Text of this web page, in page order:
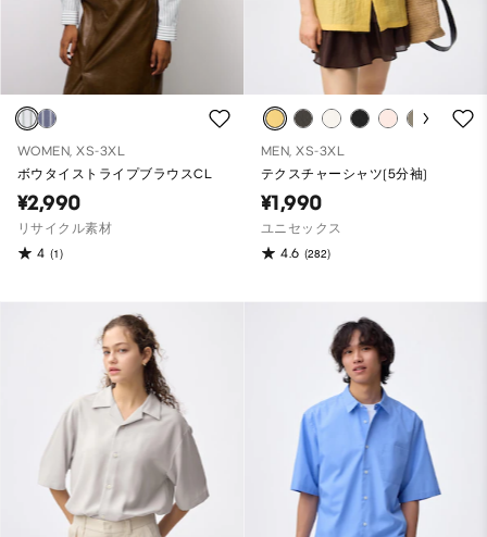
WOMEN, XS-3XL
ボウタイストライプブラウスCL
¥2,990
リサイクル素材
4 (1)
MEN, XS-3XL
テクスチャーシャツ(5分袖)
¥1,990
ユニセックス
4.6 (282)